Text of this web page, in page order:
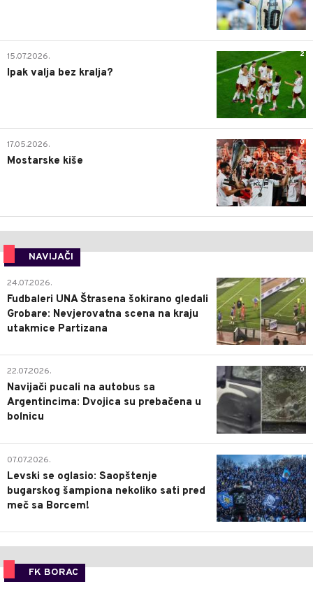
2
15.07.2026.
Ipak valja bez kralja?
0
17.05.2026.
Mostarske kiše
NAVIJAČI
0
24.07.2026.
Fudbaleri UNA Štrasena šokirano gledali
Grobare: Nevjerovatna scena na kraju
utakmice Partizana
0
22.07.2026.
Navijači pucali na autobus sa
Argentincima: Dvojica su prebačena u
bolnicu
1
07.07.2026.
Levski se oglasio: Saopštenje
bugarskog šampiona nekoliko sati pred
meč sa Borcem!
FK BORAC